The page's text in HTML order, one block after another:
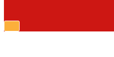
Toggle